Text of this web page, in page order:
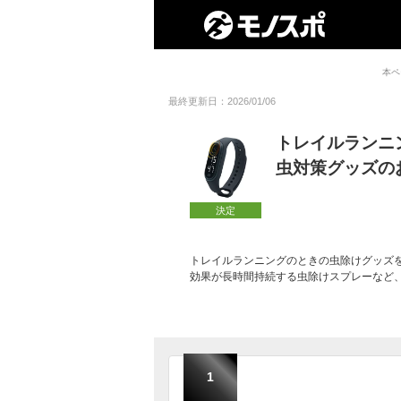
本
最終更新日：2026/01/06
決定
トレイルラン
虫対策グッズの
トレイルランニングのときの虫除けグッ
効果が長時間持続する虫除けスプレーなど
1